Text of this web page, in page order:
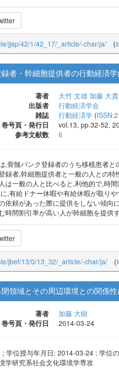
jjsp/42/1/42_17/_article/-char/ja/ (
者・幹細胞提供者の行動経済
著者 大竹 文雄 加藤 大貴
出版者
行動経済学会
雑誌
行動経済学 (
巻号頁・発行日
vol.13, pp.32-52,
参考文献数
6
,骨髄バンク登録者のうち移植患者
録者,幹細胞提供者と一般の人との
は一般の人と比べると,利他的で,時
,有給ドナー休暇や有給休暇が取り
依頼があった際に提供をしない傾向
時間割引率が高い人が幹細胞を提供
jbef/13/0/13_32/_article/-char/ja/ (
領域とその周辺環境との関係
著者
加藤 大樹
巻号頁・発行日
2014-03-24
; 学位授与年月日: 2014-03-24 ; 学位
学研究系社会文化環境学専攻